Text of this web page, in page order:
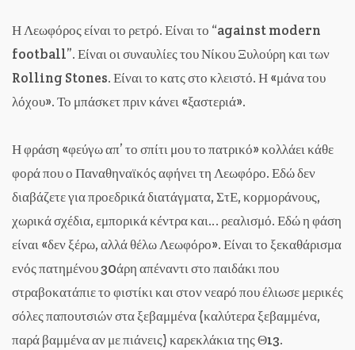
Η Λεωφόρος είναι το ρετρό. Είναι το “against modern
football”. Είναι οι συναυλίες του Νίκου Ξυλούρη και των
Rolling Stones. Είναι το κατς στο κλειστό. Η «μάνα του
λόχου». Το μπάσκετ πριν κάνει «ξαστεριά».
Η φράση «φεύγω απ’ το σπίτι μου το πατρικό» κολλάει κάθε
φορά που ο Παναθηναϊκός αφήνει τη Λεωφόρο. Εδώ δεν
διαβάζετε για προεδρικά διατάγματα, ΣτΕ, κορμοράνους,
χωρικά σχέδια, εμπορικά κέντρα και… ρεαλισμό. Εδώ η φάση
είναι «δεν ξέρω, αλλά θέλω Λεωφόρο». Είναι το ξεκαθάρισμα
ενός πατημένου 30άρη απέναντι στο παιδάκι που
στραβοκατάπιε το φιστίκι και στον νεαρό που έλιωσε μερικές
σόλες παπουτσιών στα ξεβαμμένα (καλύτερα ξεβαμμένα,
παρά βαμμένα αν με πιάνεις) καρεκλάκια της Θ13.